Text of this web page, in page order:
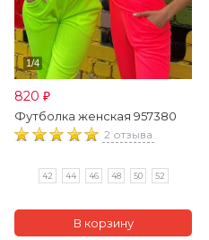
820 ₽
Футболка женская 957380
2 отзыва
42 44 46 48 50 52